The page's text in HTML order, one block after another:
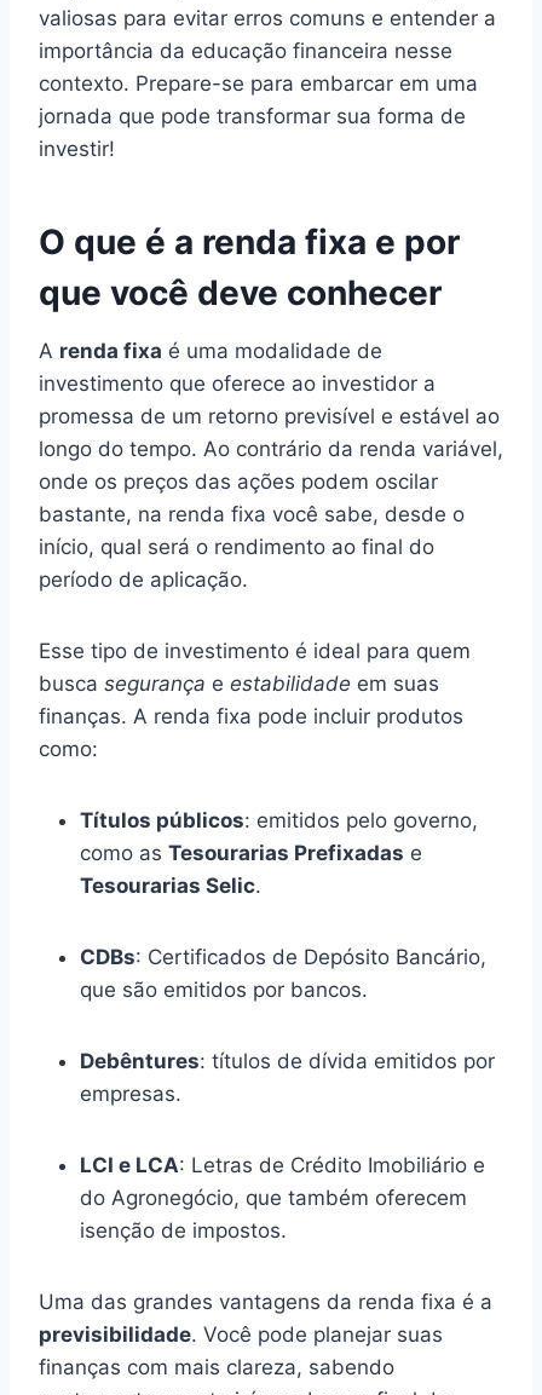
valiosas para evitar erros comuns e entender a
importância da educação financeira nesse
contexto. Prepare-se para embarcar em uma
jornada que pode transformar sua forma de
investir!
O que é a renda fixa e por
que você deve conhecer
A renda fixa é uma modalidade de
investimento que oferece ao investidor a
promessa de um retorno previsível e estável ao
longo do tempo. Ao contrário da renda variável,
onde os preços das ações podem oscilar
bastante, na renda fixa você sabe, desde o
início, qual será o rendimento ao final do
período de aplicação.
Esse tipo de investimento é ideal para quem
busca segurança e estabilidade em suas
finanças. A renda fixa pode incluir produtos
como:
Títulos públicos: emitidos pelo governo,
como as Tesourarias Prefixadas e
Tesourarias Selic.
CDBs: Certificados de Depósito Bancário,
que são emitidos por bancos.
Debêntures: títulos de dívida emitidos por
empresas.
LCI e LCA: Letras de Crédito Imobiliário e
do Agronegócio, que também oferecem
isenção de impostos.
Uma das grandes vantagens da renda fixa é a
previsibilidade. Você pode planejar suas
finanças com mais clareza, sabendo